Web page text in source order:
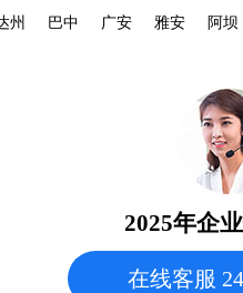
州 巴中 广安 雅安 阿坝
2025年企
在线客服